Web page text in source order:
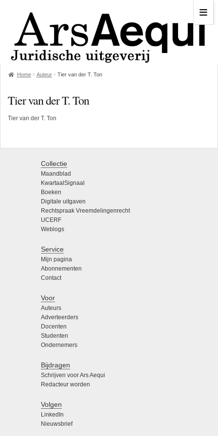
Home Auteur Tier van der T. Ton
Tier van der T. Ton
Tier van der T. Ton
Collectie
Maandblad
KwartaalSignaal
Boeken
Digitale uitgaven
Rechtspraak Vreemdelingenrecht
UCERF
Weblogs
Service
Mijn pagina
Abonnementen
Contact
Voor
Auteurs
Adverteerders
Docenten
Studenten
Ondernemers
Bijdragen
Schrijven voor Ars Aequi
Redacteur worden
Volgen
LinkedIn
Nieuwsbrief